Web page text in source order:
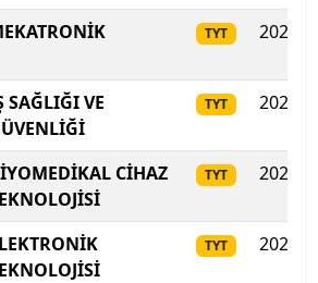
Üniversitesi
Üniversitesi
Üniversitesi
Üniversitesi
TYT 2025
SAĞLIĞI VE
TYT 2025
CİHAZ
TYT 2025
TYT 2025